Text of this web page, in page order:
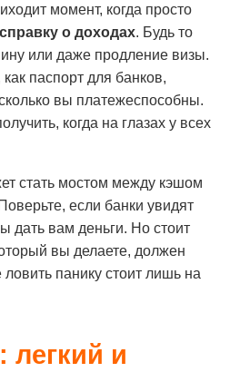
момент, когда просто
о доходах. Будь то
или даже продление визы.
паспорт для банков,
вы платежеспособны.
когда на глазах у всех
стать мостом между кэшом
если банки увидят
дать вам деньги. Но стоит
вы делаете, должен
панику стоит лишь на
и